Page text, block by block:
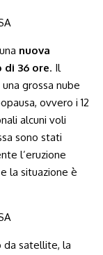
nuova
di 36 ore. Il
grossa nube
ovvero i 12
alcuni voli
sono stati
l’eruzione
la situazione è
da satellite, la